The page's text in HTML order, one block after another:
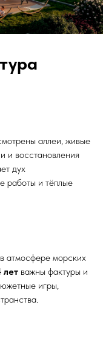
аллеи, живые
и восстановления
дух
работы и тёплые
атмосфере морских
лет важны фактуры и
игры,